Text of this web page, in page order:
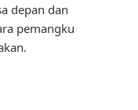
depan dan
pemangku